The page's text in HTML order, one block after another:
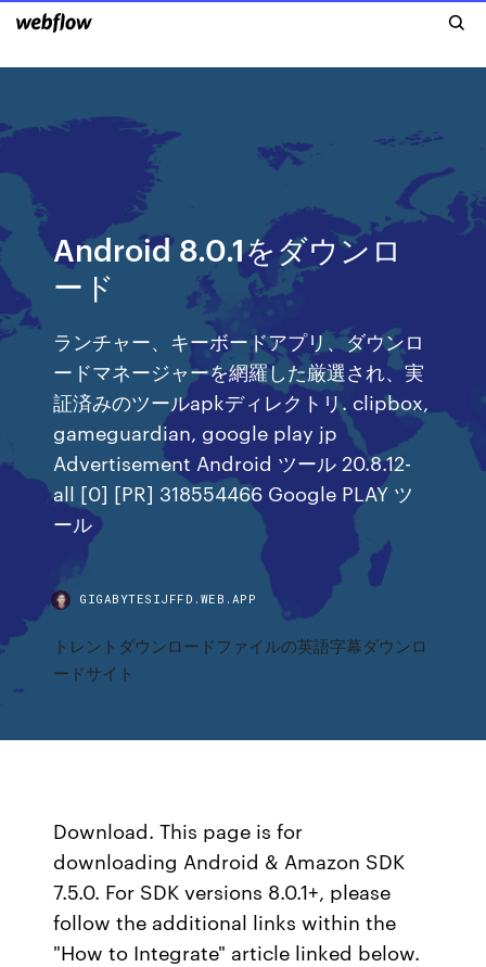
Android 8.0.1をダウンロ
ード
ランチャー、キーボードアプリ、ダウンロ
ードマネージャーを網羅した厳選され、実
証済みのツールapkディレクトリ. clipbox,
gameguardian, google play jp
Advertisement Android ツール 20.8.12-
all [0] [PR] 318554466 Google PLAY ツ
ール
GIGABYTESIJFFD.WEB.APP
トレントダウンロードファイルの英語字幕ダウンロ
ードサイト
Download. This page is for
downloading Android & Amazon SDK
7.5.0. For SDK versions 8.0.1+, please
follow the additional links within the
"How to Integrate" article linked below.